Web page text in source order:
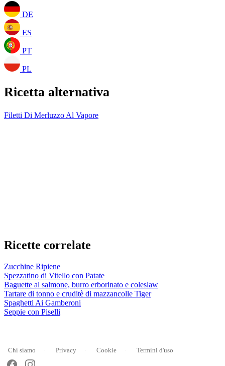
DE
ES
PT
PL
Ricetta alternativa
Filetti Di Merluzzo Al Vapore
Ricette correlate
Zucchine Ripiene
Spezzatino di Vitello con Patate
Baguette al salmone, burro erborinato e coleslaw
Tartare di tonno e cruditè di mazzancolle Tiger
Spaghetti Ai Gamberoni
Seppie con Piselli
Chi siamo Privacy Cookie Termini d'uso